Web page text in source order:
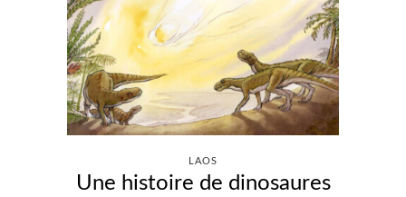
LAOS
Une histoire de dinosaures